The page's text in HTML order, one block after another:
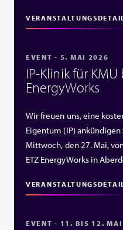
EVENT - 5. MAI 2026
IP‑Klinik für KMU
EnergyWorks
Wir freuen uns, eine
Eigentum (IP)
Mittwoch, den 27. Mai,
ETZ EnergyWorks in
EVENT - 11. BIS 12.